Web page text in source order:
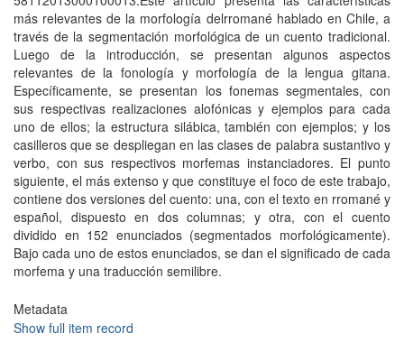
más relevantes de la morfologí­a delrromané hablado en Chile, a
través de la segmentación morfológica de un cuento tradicional.
Luego de la introducción, se presentan algunos aspectos
relevantes de la fonologí­a y morfologí­a de la lengua gitana.
Especí­ficamente, se presentan los fonemas segmentales, con
sus respectivas realizaciones alofónicas y ejemplos para cada
uno de ellos; la estructura silábica, también con ejemplos; y los
casilleros que se despliegan en las clases de palabra sustantivo y
verbo, con sus respectivos morfemas instanciadores. El punto
siguiente, el más extenso y que constituye el foco de este trabajo,
contiene dos versiones del cuento: una, con el texto en rromané y
español, dispuesto en dos columnas; y otra, con el cuento
dividido en 152 enunciados (segmentados morfológicamente).
Bajo cada uno de estos enunciados, se dan el significado de cada
morfema y una traducción semilibre.
Metadata
Show full item record